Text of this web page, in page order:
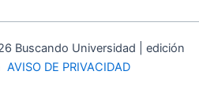
Buscando Universidad | edición
AVISO DE PRIVACIDAD